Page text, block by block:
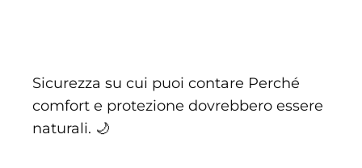
Sicurezza su cui puoi contare Perché
comfort e protezione dovrebbero essere
naturali. 🌙